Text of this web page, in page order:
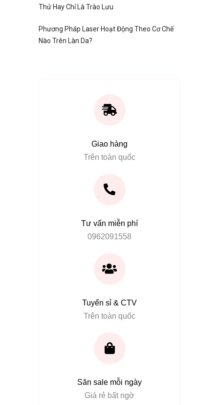
Thử Hay Chỉ Là Trào Lưu
Phương Pháp Laser Hoạt Động Theo Cơ Chế
Nào Trên Làn Da?
Giao hàng
Trên toàn quốc
Tư vấn miễn phí
0962091558
Tuyển sỉ & CTV
Trên toàn quốc
Săn sale mỗi ngày
Giá rẻ bất ngờ